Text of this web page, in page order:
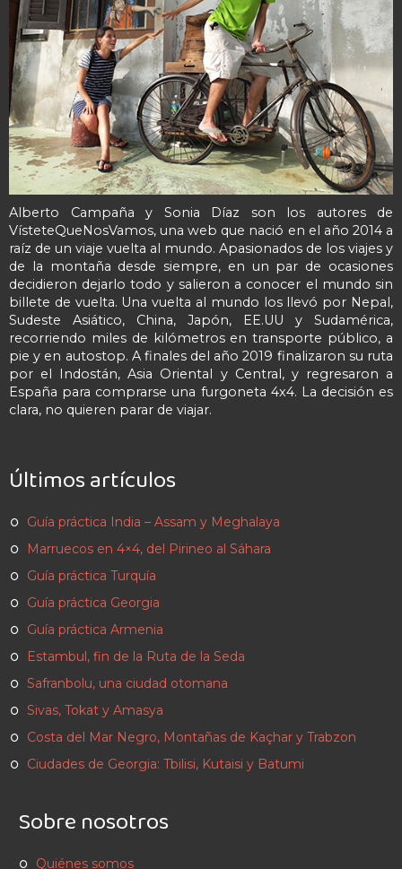
Alberto Campaña y Sonia Díaz son los autores de
VísteteQueNosVamos, una web que nació en el año 2014 a
raíz de un viaje vuelta al mundo. Apasionados de los viajes y
de la montaña desde siempre, en un par de ocasiones
decidieron dejarlo todo y salieron a conocer el mundo sin
billete de vuelta. Una vuelta al mundo los llevó por Nepal,
Sudeste Asiático, China, Japón, EE.UU y Sudamérica,
recorriendo miles de kilómetros en transporte público, a
pie y en autostop. A finales del año 2019 finalizaron su ruta
por el Indostán, Asia Oriental y Central, y regresaron a
España para comprarse una furgoneta 4x4. La decisión es
clara, no quieren parar de viajar.
Últimos artículos
Guía práctica India – Assam y Meghalaya
Marruecos en 4×4, del Pirineo al Sáhara
Guía práctica Turquía
Guía práctica Georgia
Guía práctica Armenia
Estambul, fin de la Ruta de la Seda
Safranbolu, una ciudad otomana
Sivas, Tokat y Amasya
Costa del Mar Negro, Montañas de Kaçhar y Trabzon
Ciudades de Georgia: Tbilisi, Kutaisi y Batumi
Sobre nosotros
Quiénes somos